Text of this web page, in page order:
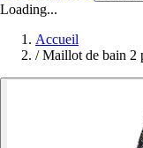
Loading...
Accueil
/ Maillot de bain 2